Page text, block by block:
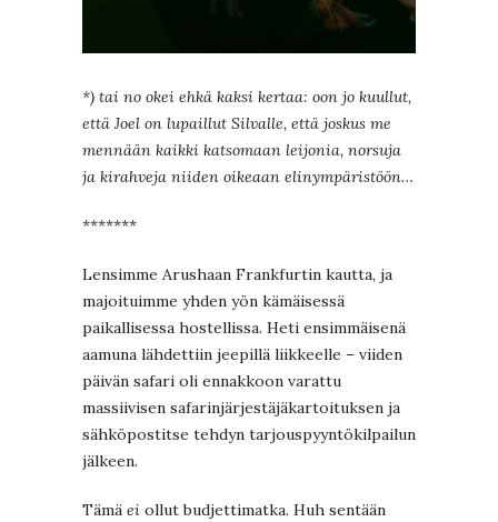
*) tai no okei ehkä kaksi kertaa: oon jo kuullut,
että Joel on lupaillut Silvalle, että joskus me
mennään kaikki katsomaan leijonia, norsuja
ja kirahveja niiden oikeaan elinympäristöön…
*******
Lensimme Arushaan Frankfurtin kautta, ja
majoituimme yhden yön kämäisessä
paikallisessa hostellissa. Heti ensimmäisenä
aamuna lähdettiin jeepillä liikkeelle – viiden
päivän safari oli ennakkoon varattu
massiivisen safarinjärjestäjäkartoituksen ja
sähköpostitse tehdyn tarjouspyyntökilpailun
jälkeen.
Tämä ei ollut budjettimatka. Huh sentään